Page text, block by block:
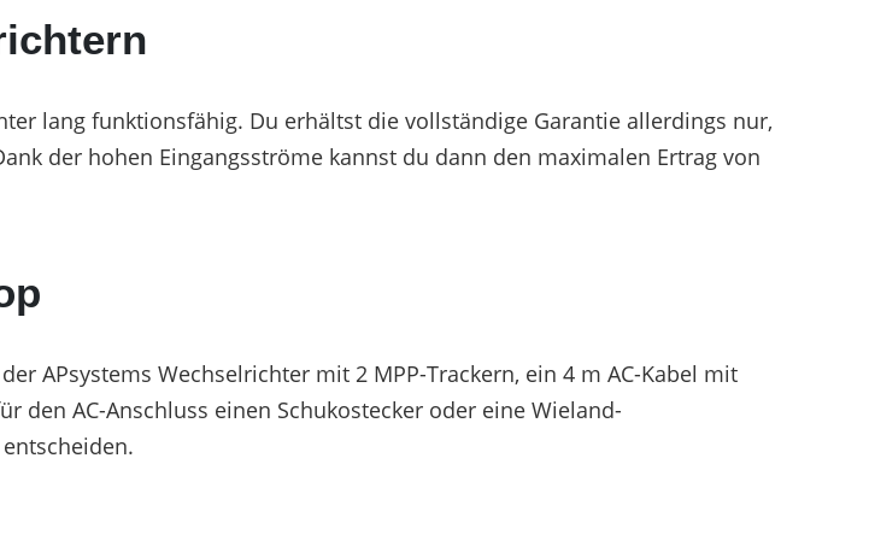
lang funktionsfähig. Du erhältst die vollständige Garantie allerdings nur,
der hohen Eingangsströme kannst du dann den maximalen Ertrag von
APsystems Wechselrichter mit 2 MPP-Trackern, ein 4 m AC-Kabel mit
AC-Anschluss einen Schukostecker oder eine Wieland-